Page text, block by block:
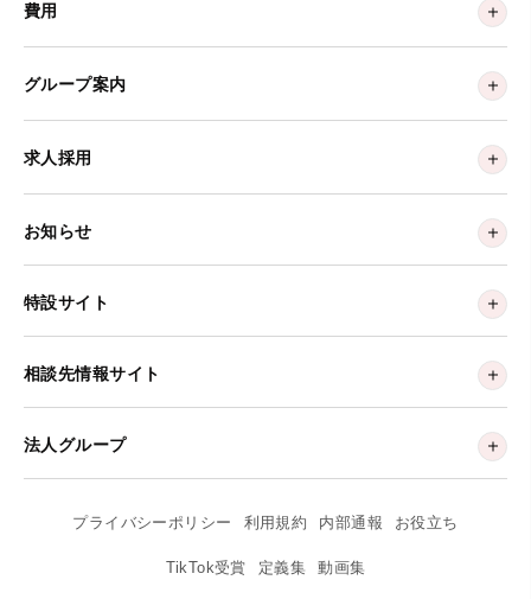
費用
グループ案内
求人採用
お知らせ
特設サイト
相談先情報サイト
法人グループ
プライバシーポリシー 利用規約 内部通報 お役立ち
TikTok受賞 定義集 動画集